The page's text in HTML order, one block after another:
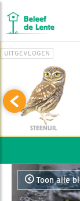
UITGEVLOGEN
STEENUIL
Toon alle